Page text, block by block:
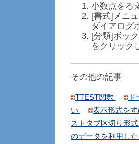
小数点をろ
[書式]メニ
ダイアログ
[分類]ボッ
をクリック
その他の記事
TTEST関数
い
表示形式を
ストタブ区切り形
のデータを利用し